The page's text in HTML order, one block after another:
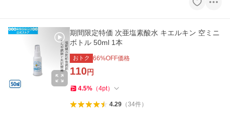
期間限定特価 次亜塩素酸水 キエルキン 空ミニ
ボトル 50ml 1本
おトク 66%OFF価格
110円
4.5% （4pt）
4.29（34件）